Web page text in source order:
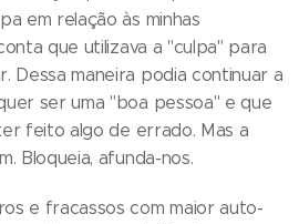
em relação às minhas
que utilizava a "culpa" para
Dessa maneira podia continuar a
ser uma "boa pessoa" e que
feito algo de errado. Mas a
Bloqueia, afunda-nos.
e fracassos com maior auto-